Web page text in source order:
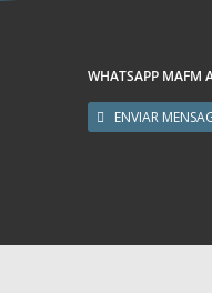
WHATSAPP MAFM
ENVIAR